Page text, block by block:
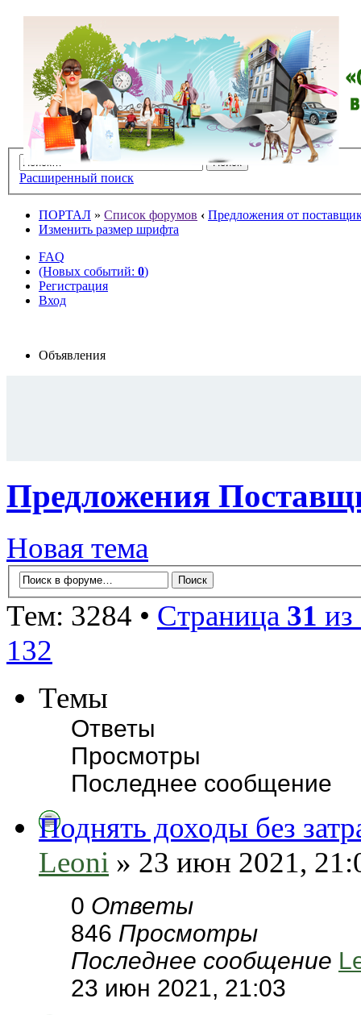
Расширенный поиск
ПОРТАЛ » Список форумов ‹ Предложения от
Изменить размер шрифта
FAQ
(Новых событий: 0)
Регистрация
Вход
Объявления
Предложения
Новая тема
Тем: 3284 • Страница 31 из
132
Темы
Ответы
Просмотры
Последнее сообщение
Поднять доходы без
Leoni » 23 июн 2021,
0 Ответы
846 Просмотры
Последнее сообщение
23 июн 2021, 21:03